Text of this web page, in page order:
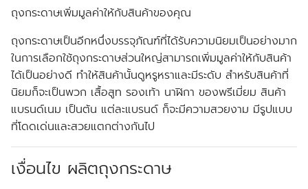
ถุงกระดาษเพิ่มมูลค่าให้กับสินค้าของคุณ
ถุงกระดาษเป็นอีกหนึ่งบรรจุภัณฑ์ที่ได้รับความนิยมเป็นอย่างมาก
ในการเลือกใช้ถุงกระดาษส่วนใหญ่สามารถเพิ่มมูลค่าให้กับสินค้า
ได้เป็นอย่างดี ทำให้สินค้านั้นดูหรูหราและมีระดับ สำหรับสินค้าที่
นิยมก็จะเป็นพวก เสื้อสูท รองเท้า นาฬิกา ของพรีเมี่ยม สินค้า
แบรนด์เนม เป็นต้น แต่ละแบรนด์ ก็จะมีความสวยงาม มีรูปแบบ
ที่โดดเด่นและสวยแตกต่างกันไป
เงื่อนไข ผลิตถุงกระดาษ